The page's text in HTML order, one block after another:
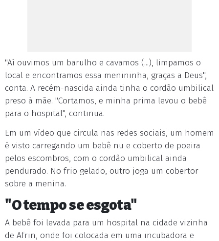
"Aí ouvimos um barulho e cavamos (...), limpamos o
local e encontramos essa menininha, graças a Deus",
conta. A recém-nascida ainda tinha o cordão umbilical
preso à mãe. "Cortamos, e minha prima levou o bebê
para o hospital", continua.
Em um vídeo que circula nas redes sociais, um homem
é visto carregando um bebê nu e coberto de poeira
pelos escombros, com o cordão umbilical ainda
pendurado. No frio gelado, outro joga um cobertor
sobre a menina.
"O tempo se esgota"
A bebê foi levada para um hospital na cidade vizinha
de Afrin, onde foi colocada em uma incubadora e